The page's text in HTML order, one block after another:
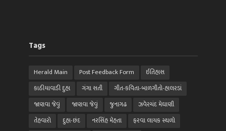
Tags
Herald Main Post Feedback Form
ઈતિહાસ
કાઠીયાવાડી દુહા
ગંગા સતી
ગીત-કવિતા-બાળગીતો-હાલરડાં
જાણવા જેવું
જાણવા જેવું જુનાગઢ
ઝવેરચંદ મેઘાણી
તેહવારો
દુહા-છંદ નરસિંહ મેહતા
ફરવા લાયક સ્થળો